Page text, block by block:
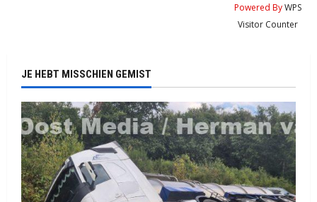
Powered ByWPS
Visitor Counter
JE HEBT MISSCHIEN GEMIST